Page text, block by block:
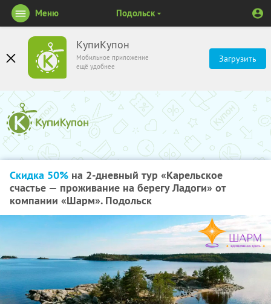
КупиКупон
Мобильное приложение
ещё удобнее
Загрузить
Меню Подольск
Скидка 50% на 2-дневный тур «Карельское
счастье — проживание на берегу Ладоги» от
компании «Шарм». Подольск